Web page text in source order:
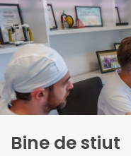
Bine de stiut